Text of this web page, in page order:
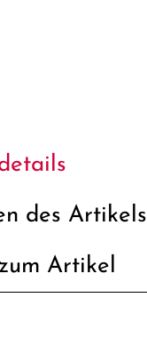
des Artikels
Artikel